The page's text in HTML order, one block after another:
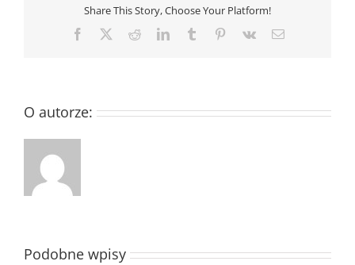
Share This Story, Choose Your Platform!
Facebook RedditLinkedInTumblr Pinterest
Vk Email
O autorze:
Podobne wpisy